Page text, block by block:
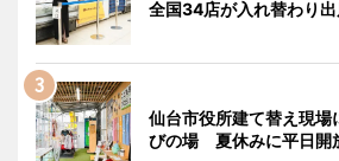
全国34店が入れ替わり
仙台市役所建て替え現場
びの場 夏休みに平日開